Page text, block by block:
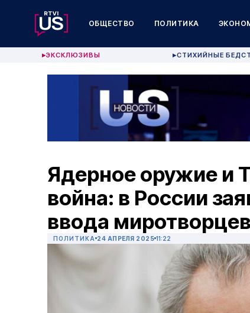
ОБЩЕСТВО ПОЛИТИКА
▶ЭКСКЛЮЗИВЫ ▶СТИХИЙНЫЕ
Ядерное оружие и
война: в России
ввода
ПОЛИТИКА 24 АПРЕЛЯ 2025 11:22